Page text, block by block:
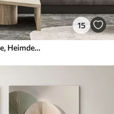
15
Pealistische ästhetische Steine, Heimdekoration, natürliche Beleuchtung